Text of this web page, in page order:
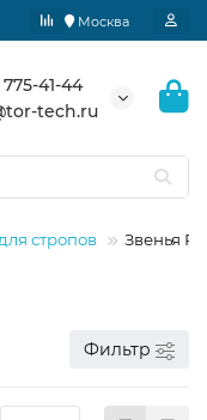
Москва
41-44
tech.ru
стропов Звенья
Фильтр